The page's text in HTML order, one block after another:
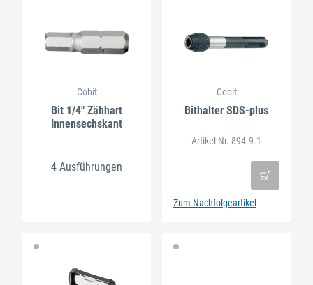
Cobit
Bit 1/4" Zähhart
Innensechskant
4 Ausführungen
Cobit
Bithalter SDS-plus
Artikel-Nr. 894.9.1
Zum Nachfolgeartikel